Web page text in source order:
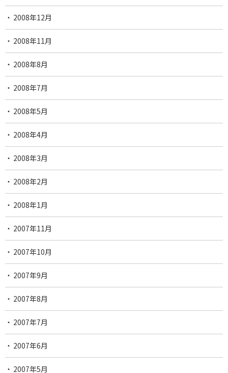
2008年12月
2008年11月
2008年8月
2008年7月
2008年5月
2008年4月
2008年3月
2008年2月
2008年1月
2007年11月
2007年10月
2007年9月
2007年8月
2007年7月
2007年6月
2007年5月